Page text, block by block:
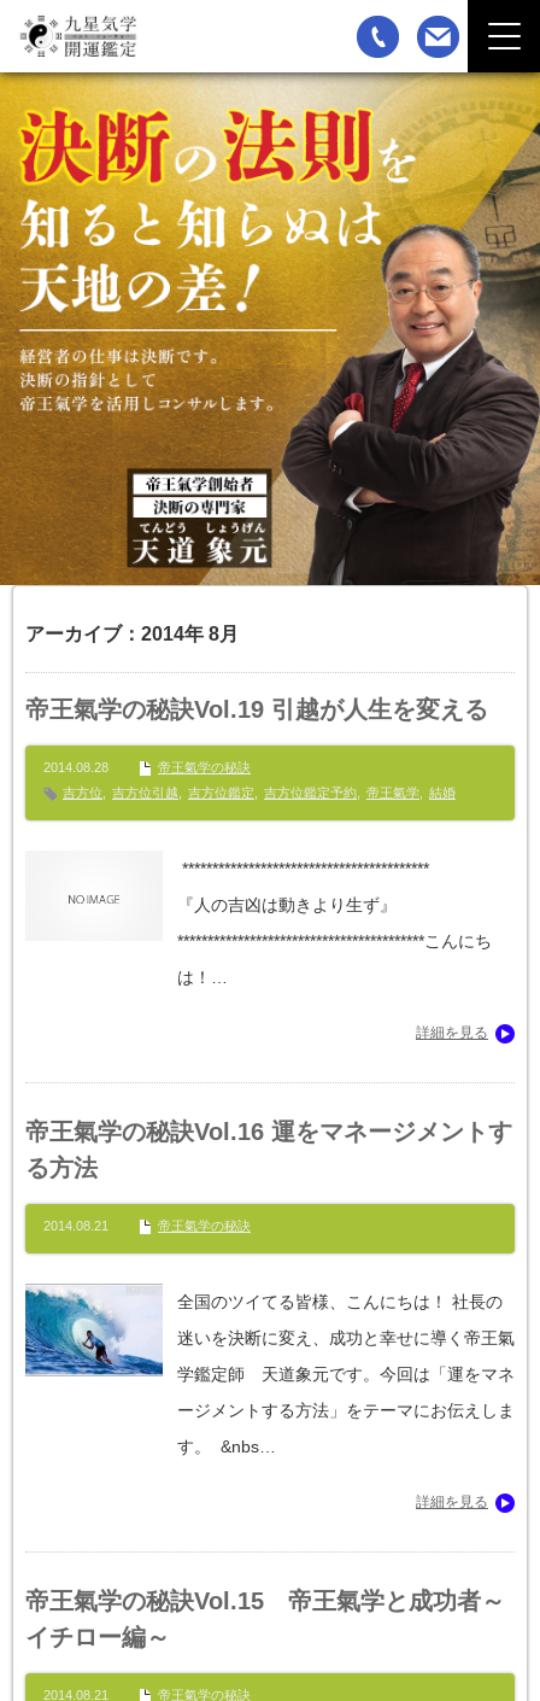
アーカイブ：2014年 8月
帝王氣学の秘訣Vol.19 引越が人生を変える
2014.08.28
帝王氣学の秘訣
吉方位
吉方位引越 吉方位鑑定 吉方位鑑定予約 帝王氣学 結婚
*****************************************
『人の吉凶は動きより生ず』
*****************************************こんにち
は！…
詳細を見る
帝王氣学の秘訣Vol.16 運をマネージメントす
る方法
2014.08.21 帝王氣学の秘訣
全国のツイてる皆様、こんにちは！ 社長の
迷いを決断に変え、成功と幸せに導く帝王氣
学鑑定師 天道象元です。今回は「運をマネ
ージメントする方法」をテーマにお伝えしま
す。 &nbs…
詳細を見る
帝王氣学の秘訣Vol.15 帝王氣学と成功者～
イチロー編～
2014.08.21
帝王氣学の秘訣